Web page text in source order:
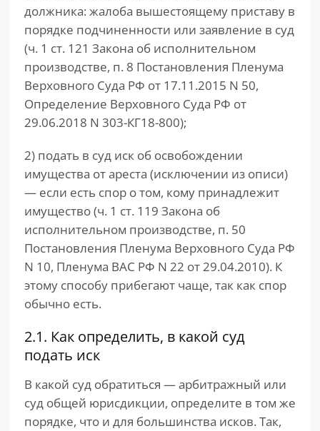
должника: жалоба вышестоящему приставу в
порядке подчиненности или заявление в суд
(ч. 1 ст. 121 Закона об исполнительном
производстве, п. 8 Постановления Пленума
Верховного Суда РФ от 17.11.2015 N 50,
Определение Верховного Суда РФ от
29.06.2018 N 303-КГ18-800);
2) подать в суд иск об освобождении
имущества от ареста (исключении из описи)
— если есть спор о том, кому принадлежит
имущество (ч. 1 ст. 119 Закона об
исполнительном производстве, п. 50
Постановления Пленума Верховного Суда РФ
N 10, Пленума ВАС РФ N 22 от 29.04.2010). К
этому способу прибегают чаще, так как спор
обычно есть.
2.1. Как определить, в какой суд
подать иск
В какой суд обратиться — арбитражный или
суд общей юрисдикции, определите в том же
порядке, что и для большинства исков. Так,